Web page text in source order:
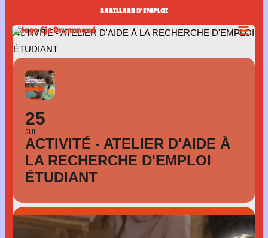
BABILLARD D'EMPLOI
ACTIVITÉ - ATELIER D'AIDE À LA RECHERCHE D'EMPLOI
ÉTUDIANT
25
JUI
ACTIVITÉ - ATELIER D'AIDE À
LA RECHERCHE D'EMPLOI
ÉTUDIANT